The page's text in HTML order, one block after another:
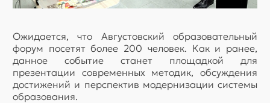
Ожидается, что Августовский образовательный
форум посетят более 200 человек. Как и ранее,
данное событие станет площадкой для
презентации современных методик, обсуждения
достижений и перспектив модернизации системы
образования.